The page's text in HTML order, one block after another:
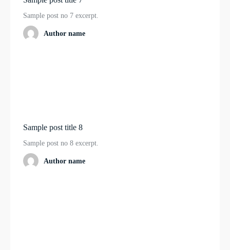
Sample post no 7 excerpt.
Author name
Sample post title 8
Sample post no 8 excerpt.
Author name